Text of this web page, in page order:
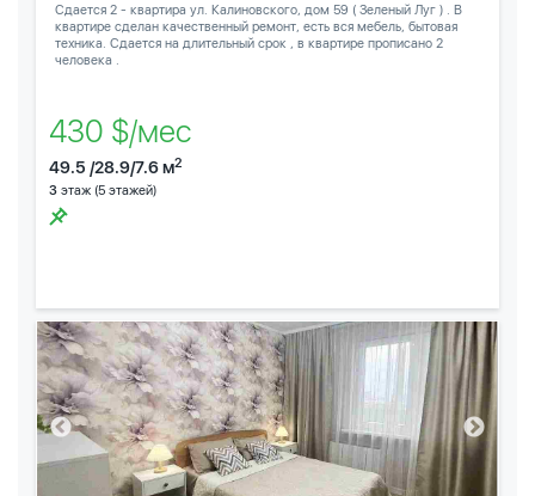
Сдается 2 - квартира ул. Калиновского, дом 59 ( Зеленый Луг ) . В
квартире сделан качественный ремонт, есть вся мебель, бытовая
техника. Сдается на длительный срок , в квартире прописано 2
человека .
430 $/мес
49.5 /28.9/7.6 м2
3 этаж (5 этажей)